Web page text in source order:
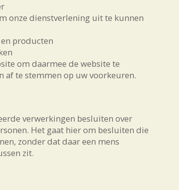
onze dienstverlening uit te kunnen
producten
om daarmee de website te
af te stemmen op uw voorkeuren.
verwerkingen besluiten over
Het gaat hier om besluiten die
zonder dat daar een mens
zit.